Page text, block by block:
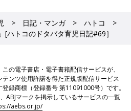
日記・マンガ
ハトコ
[ハトコのドタバタ育児日記#69］
の電子書店・電子書籍配信サービスが、
テンツ使用許諾を得た正規版配信サービス
録商標（登録番号 第11091000号）です。
ABJマークを掲示しているサービスの一覧
aebs.or.jp/